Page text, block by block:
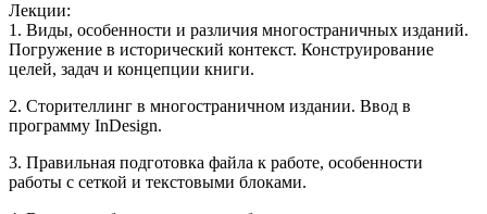
Лекции:
1. Виды, особенности и различия многостраничных изданий.
Погружение в исторический контекст. Конструирование
целей, задач и концепции книги.
2. Сторителлинг в многостраничном издании. Ввод в
программу InDesign.
3. Правильная подготовка файла к работе, особенности
работы с сеткой и текстовыми блоками.